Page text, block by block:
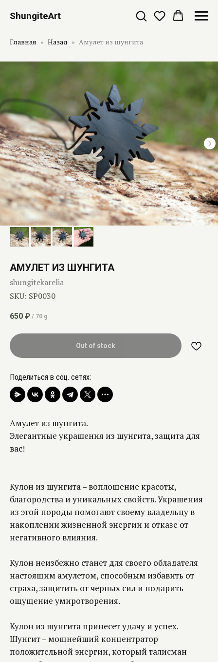
ShungiteArt
Главная Назад Амулет из шунгита
АМУЛЕТ ИЗ ШУНГИТА
shungitekarelia
SKU: SP0030
650 ₽ / 70 g
Out of stock
Поделиться в соц. сетях:
Амулет из шунгита.
Элегантные украшения из шунгита, защита для
вас!
Кулон из шунгита – воплощение красоты,
благородства и уникальных свойств. Украшения
из этой породы помогают своему владельцу в
накоплении жизненной энергии и отказе от
негативного влияния.
Кулон неизбежно станет для своего обладателя
настоящим амулетом, способным избавить от
страха, защитить от черных сил и подарить
ощущение умиротворения.
Кулон из шунгита принесет удачу и успех.
Шунгит – мощнейший концентратор
положительной энергии, который талисман